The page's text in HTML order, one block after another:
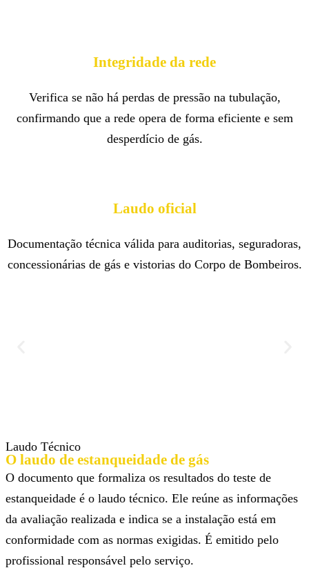
Integridade da rede
Verifica se não há perdas de pressão na tubulação,
confirmando que a rede opera de forma eficiente e sem
desperdício de gás.
Laudo oficial
Documentação técnica válida para auditorias, seguradoras,
concessionárias de gás e vistorias do Corpo de Bombeiros.
Laudo Técnico
O laudo de estanqueidade de gás
O documento que formaliza os resultados do teste de
estanqueidade é o laudo técnico. Ele reúne as informações
da avaliação realizada e indica se a instalação está em
conformidade com as normas exigidas. É emitido pelo
profissional responsável pelo serviço.